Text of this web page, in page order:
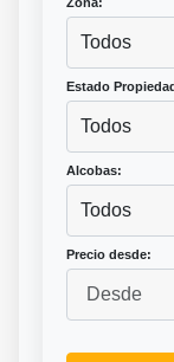
Todos
Estado
Todos
Alcobas:
Todos
Precio desde: